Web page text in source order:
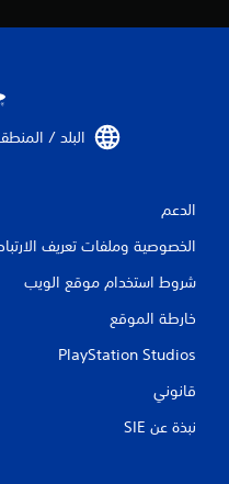
البلد /
الدعم
الخصوصية وملفات تعريف
شروط استخدام موقع الويب
خارطة الموقع
PlayStation Studios
قانوني
نبذة عن SIE‏